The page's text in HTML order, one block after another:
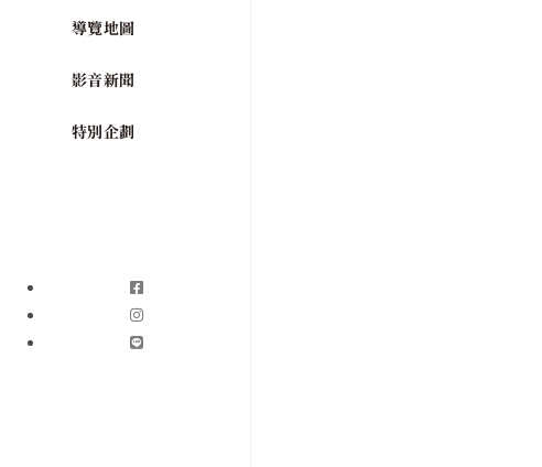
導覽地圖
影音新聞
特別企劃